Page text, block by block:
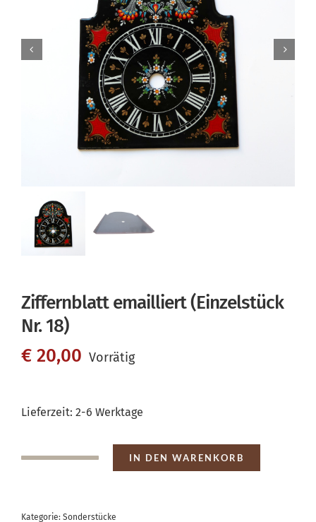
Ziffernblatt emailliert (Einzelstück
Nr. 18)
€ 20,00 Vorrätig
Lieferzeit: 2-6 Werktage
Ziffernblatt
(Einzelstück
IN DEN WARENKORB
Kategorie: Sonderstücke